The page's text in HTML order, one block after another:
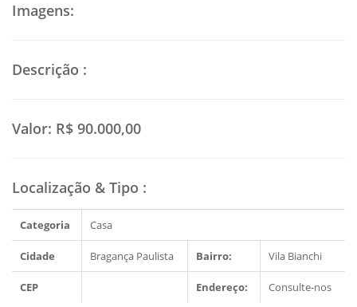
Imagens:
Descrição :
Valor: R$ 90.000,00
Localização & Tipo :
Categoria Casa
Cidade Bragança Paulista Bairro: Vila Bianchi
CEP Endereço: Consulte-nos